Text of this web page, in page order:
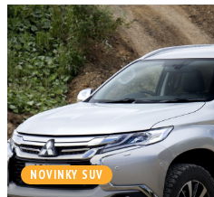
NOVINKY SUV